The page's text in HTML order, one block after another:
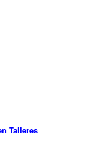
Talleres